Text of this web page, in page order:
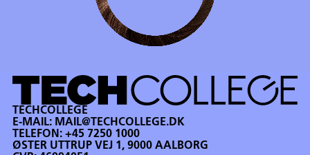
TECHCOLLEGE
E-MAIL: MAIL@TECHCOLLEGE.DK
TELEFON:+45 7250 1000
ØSTER UTTRUP VEJ 1, 9000 AALBORG